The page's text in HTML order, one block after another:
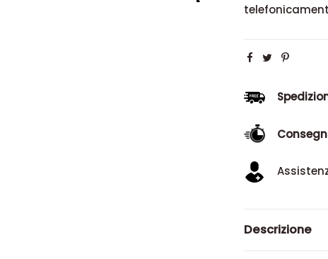
Descrizione